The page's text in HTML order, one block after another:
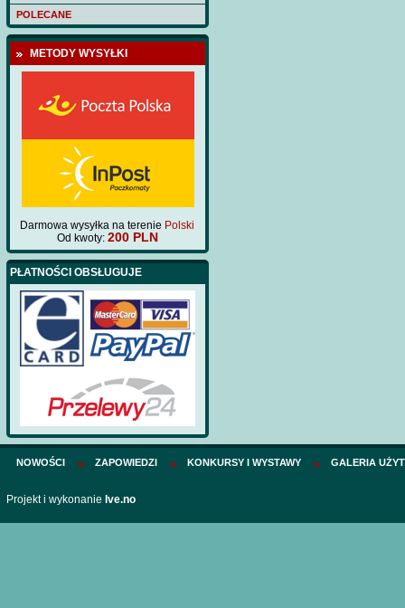
POLECANE
METODY WYSYŁKI
Darmowa wysyłka na terenie Polski
Od kwoty: 200 PLN
PŁATNOŚCI OBSŁUGUJE
NOWOŚCI ZAPOWIEDZI KONKURSY I WYSTAWY GALERIA
Projekt i wykonanie Ive.no